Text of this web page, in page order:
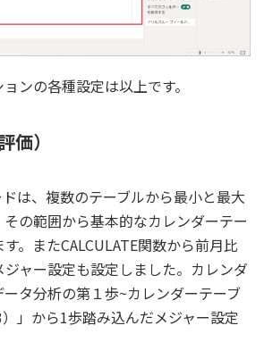
ンの各種設定は以上です。
価）
は、複数のテーブルから最小と最大
の範囲から基本的なカレンダーテー
。またCALCULATE関数から前月比
ャー設定も設定しました。カレンダ
タ分析の第１歩~カレンダーテーブ
」から1歩踏み込んだメジャー設定